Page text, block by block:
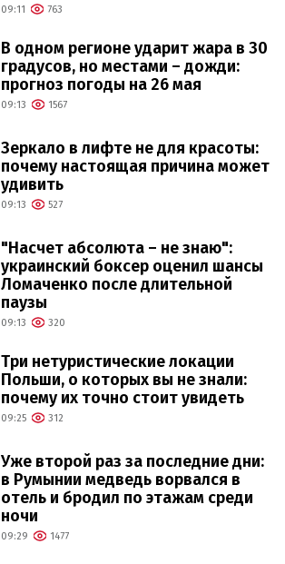
09:11 763
В одном регионе ударит жара в 30
градусов, но местами – дожди:
прогноз погоды на 26 мая
09:13 1567
Зеркало в лифте не для красоты:
почему настоящая причина может
удивить
09:13 527
"Насчет абсолюта – не знаю":
украинский боксер оценил шансы
Ломаченко после длительной
паузы
09:13 320
Три нетуристические локации
Польши, о которых вы не знали:
почему их точно стоит увидеть
09:25 312
Уже второй раз за последние дни:
в Румынии медведь ворвался в
отель и бродил по этажам среди
ночи
09:29 1477